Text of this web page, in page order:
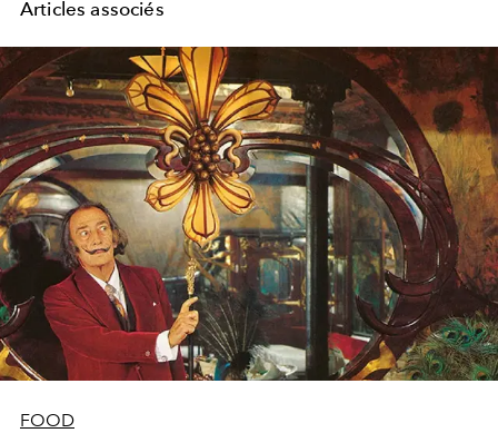
Articles associés
FOOD